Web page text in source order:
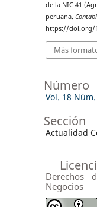
de la NIC 41
peruana.
https://doi.org/
Más
Número
Vol. 18
Sección
Actualidad
Derechos
Negocios